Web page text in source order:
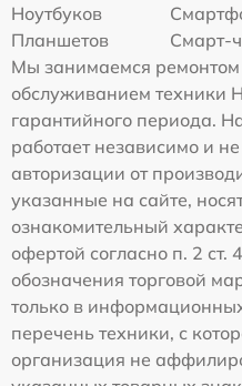
Ноутбуков
Планшетов
Смарт-
Мы занимаемся ремонтом
обслуживанием техники
гарантийного периода.
работает независимо и
авторизации от
указанные на сайте,
ознакомительный
офертой согласно п. 2
обозначения торговой
только в
перечень техники, с
организация не